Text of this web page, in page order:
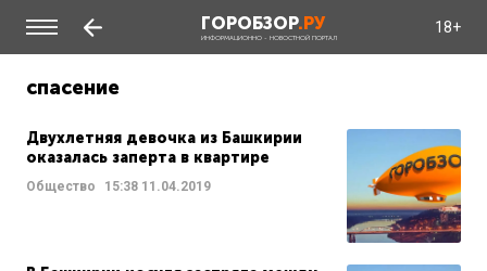
ГОРОБЗОР.РУ
ИНФОРМАЦИОННО - НОВОСТНОЙ ПОРТАЛ
18+
спасение
Двухлетняя девочка из Башкирии
оказалась заперта в квартире
Общество 15:38 11.04.2019